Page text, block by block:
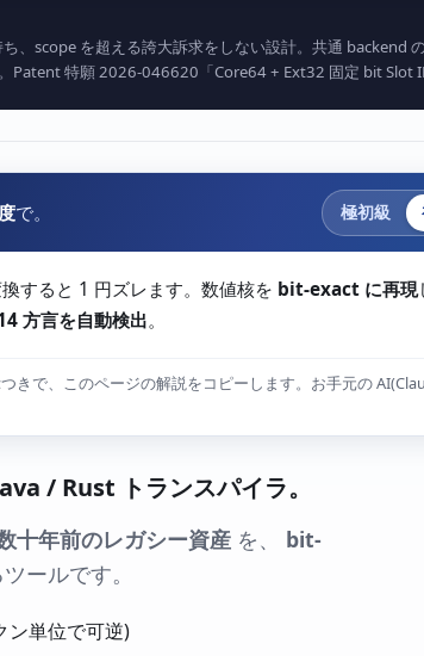
、scope を超える誇大訴求をしない設計。共通 backend
Patent 特願 2026-046620「Core64 + Ext32 固定 bit Slot
で。 極初級
すると 1 円ズレます。数値核を bit-exact に再現
方言を自動検出。
きで、このページの解説をコピーします。お手元の
/ Rust トランスパイラ。
十年前のレガシー資産 を、 bit-
ールです。
ン単位で可逆)